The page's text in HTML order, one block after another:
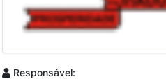
Responsável: